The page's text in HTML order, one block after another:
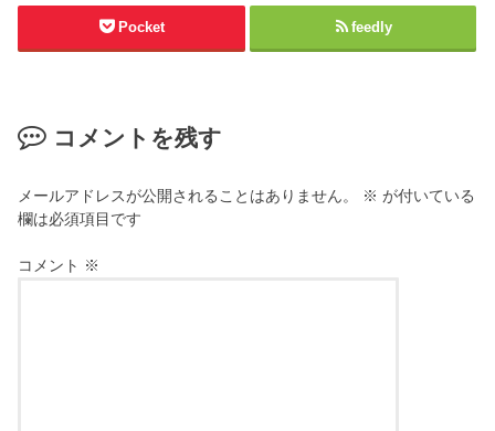
Pocket feedly
コメントを残す
メールアドレスが公開されることはありません。 ※ が付いている
欄は必須項目です
コメント ※